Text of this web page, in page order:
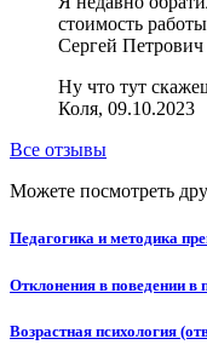
стоимость
Сергей
Ну что тут
Коля, 09.10.2023
Все отзывы
Можете посмотреть
Педагогика и методика
Отклонения в поведении в
Возрастная психология